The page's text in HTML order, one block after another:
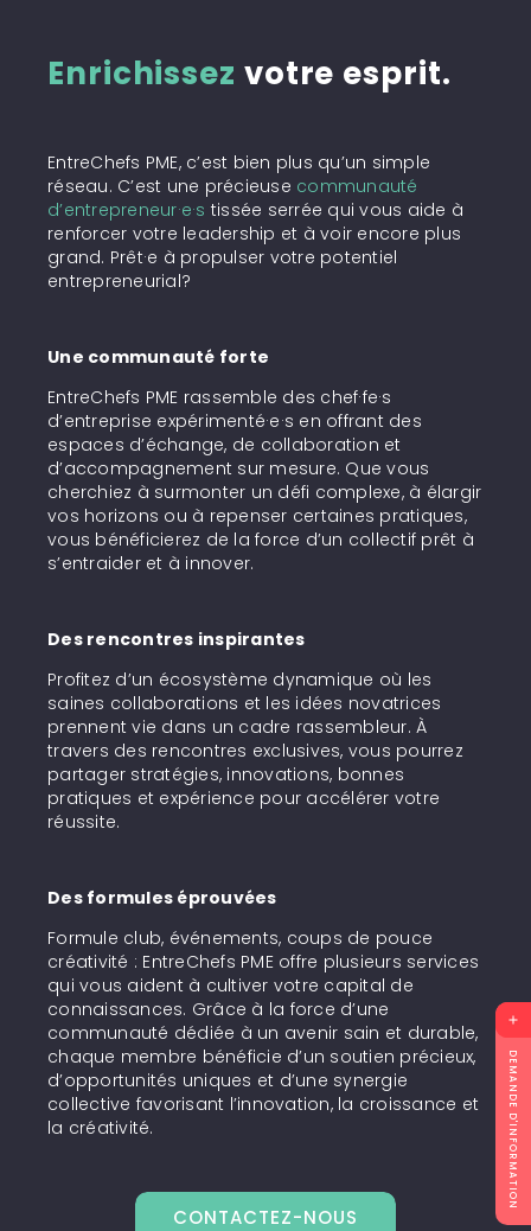
DEMANDE D'INFORMATION
Enrichissez votre esprit.
EntreChefs PME, c’est bien plus qu’un simple
réseau. C’est une précieuse communauté
d’entrepreneur·e·s tissée serrée qui vous aide à
renforcer votre leadership et à voir encore plus
grand. Prêt·e à propulser votre potentiel
entrepreneurial?
Une communauté forte
EntreChefs PME rassemble des chef·fe·s
d’entreprise expérimenté·e·s en offrant des
espaces d’échange, de collaboration et
d’accompagnement sur mesure. Que vous
cherchiez à surmonter un défi complexe, à élargir
vos horizons ou à repenser certaines pratiques,
vous bénéficierez de la force d’un collectif prêt à
s’entraider et à innover.
Des rencontres inspirantes
Profitez d’un écosystème dynamique où les
saines collaborations et les idées novatrices
prennent vie dans un cadre rassembleur. À
travers des rencontres exclusives, vous pourrez
partager stratégies, innovations, bonnes
pratiques et expérience pour accélérer votre
réussite.
Des formules éprouvées
Formule club, événements, coups de pouce
créativité : EntreChefs PME offre plusieurs services
qui vous aident à cultiver votre capital de
connaissances. Grâce à la force d’une
communauté dédiée à un avenir sain et durable,
chaque membre bénéficie d’un soutien précieux,
d’opportunités uniques et d’une synergie
collective favorisant l’innovation, la croissance et
la créativité.
CONTACTEZ-NOUS